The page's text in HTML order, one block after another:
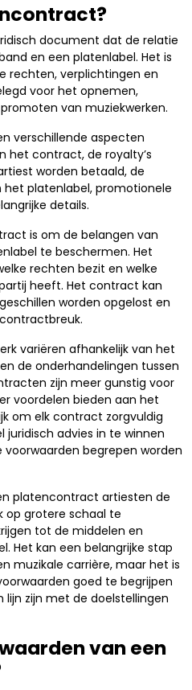
document dat de relatie
en een platenlabel. Het is
rechten, verplichtingen en
voor het opnemen,
van muziekwerken.
verschillende aspecten
het contract, de royalty’s
worden betaald, de
platenlabel, promotionele
details.
is om de belangen van
te beschermen. Het
rechten bezit en welke
heeft. Het contract kan
worden opgelost en
variëren afhankelijk van het
de onderhandelingen tussen
zijn meer gunstig voor
voordelen bieden aan het
om elk contract zorgvuldig
advies in te winnen
begrepen worden
platencontract artiesten de
op grotere schaal te
tot de middelen en
Het kan een belangrijke stap
muzikale carrière, maar het is
goed te begrijpen
lijn zijn met de doelstellingen
van een